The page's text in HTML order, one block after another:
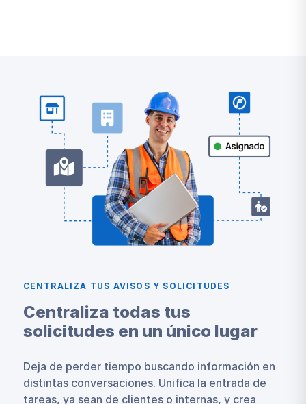
CENTRALIZA TUS AVISOS Y SOLICITUDES
Centraliza todas tus
solicitudes en un único lugar
Deja de perder tiempo buscando información en
distintas conversaciones. Unifica la entrada de
tareas, ya sean de clientes o internas, y crea